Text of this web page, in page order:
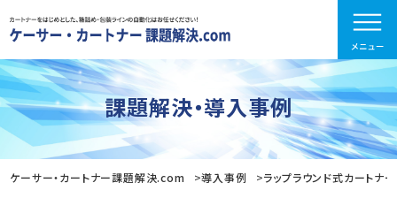
課題解決・導入事例
ケーサー・カートナー課題解決.com 導入事例 ラップラウンド式カートナー